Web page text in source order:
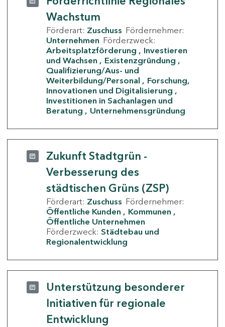
Wachstum
Förderart: Zuschuss Fördernehmer:
Unternehmen Förderzweck:
Arbeitsplatzförderung
Investieren
und Wachsen
Existenzgründung
Qualifizierung/Aus- und
Weiterbildung/Personal
Forschung,
Innovationen und Digitalisierung
Investitionen in Sachanlagen und
Beratung
Unternehmensgründung
Zukunft Stadtgrün -
Verbesserung des
städtischen Grüns (ZSP)
Förderart: Zuschuss Fördernehmer:
Öffentliche Kunden
Kommunen
Öffentliche Unternehmen
Förderzweck: Städtebau und
Regionalentwicklung
Unterstützung besonderer
Initiativen für regionale
Entwicklung